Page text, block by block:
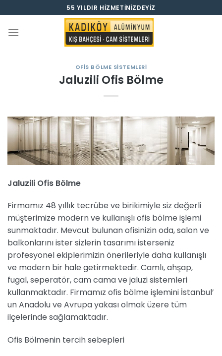
atla
55 YILDIR HIZMETINIZDEYIZ
OFIS BÖLME SISTEMLERI
Jaluzili Ofis Bölme
Jaluzili Ofis Bölme
Firmamız 48 yıllık tecrübe ve birikimiyle siz değerli
müşterimize modern ve kullanışlı ofis bölme işlemi
sunmaktadır. Mevcut bulunan ofisinizin oda, salon ve
balkonlarını ister sizlerin tasarımı isterseniz
profesyonel ekiplerimizin önerileriyle daha kullanışlı
ve modern bir hale getirmektedir. Camlı, ahşap,
fugal, seperatör, cam cama ve jaluzi sistemleri
kullanmaktadır. Firmamız ofis bölme işlemini İstanbul’
un Anadolu ve Avrupa yakası olmak üzere tüm
ilçelerinde sağlamaktadır.
Ofis Bölmenin tercih sebepleri